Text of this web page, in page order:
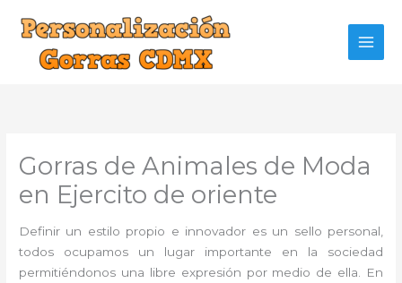
contenido
Gorras de Animales de Moda
en Ejercito de oriente
Definir un estilo propio e innovador es un sello personal,
todos ocupamos un lugar importante en la sociedad
permitiéndonos una libre expresión por medio de ella. En